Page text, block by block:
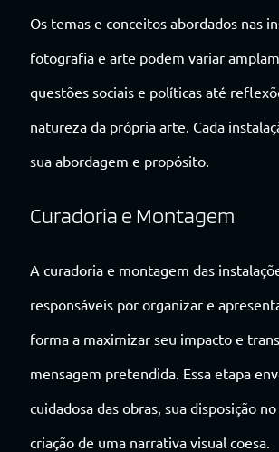
Os temas e conceitos abordados nas
fotografia e arte podem variar
questões sociais e políticas até
natureza da própria arte. Cada
sua abordagem e propósito.
Curadoria e Montagem
A curadoria e montagem das
responsáveis por organizar e
forma a maximizar seu impacto e
mensagem pretendida. Essa etapa
cuidadosa das obras, sua disposição
criação de uma narrativa visual coesa.